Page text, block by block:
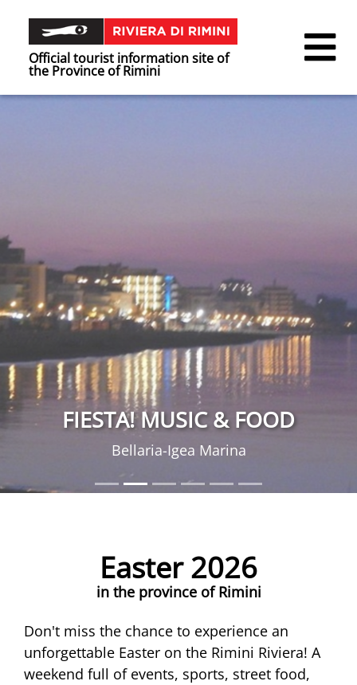
Official tourist information site of
the Province of Rimini
FIESTA! MUSIC & FOOD
Bellaria-Igea Marina
Easter 2026
in the province of Rimini
Don't miss the chance to experience an
unforgettable Easter on the Rimini Riviera! A
weekend full of events, sports, street food,